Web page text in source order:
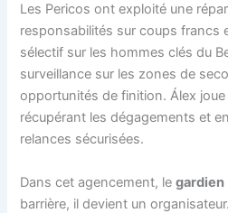
Les Pericos ont exploité une
responsabilités sur coups francs
sélectif sur les hommes clés du
surveillance sur les zones de
opportunités de finition. Álex
récupérant les dégagements et
relances sécurisées.
Dans cet agencement, legardien
barrière, il devient un